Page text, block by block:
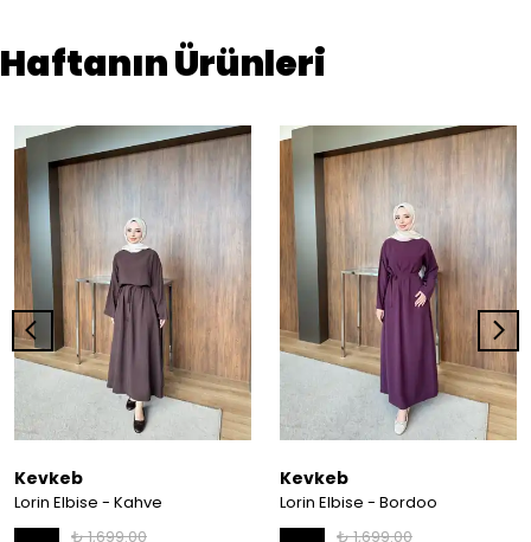
Haftanın Ürünleri
Kevkeb
Lorin Elbise - Kahve
₺ 1,699.00
Kevkeb
Lorin Elbise - Bordoo
₺ 1,699.00